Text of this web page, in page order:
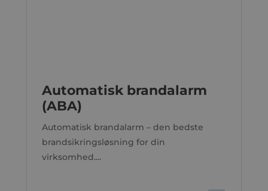
Automatisk brandalarm
(ABA)
Automatisk brandalarm – den bedste
brandsikringsløsning for din
virksomhed....